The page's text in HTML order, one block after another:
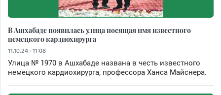
В Ашхабаде появилась улица носящая имя известного
немецкого кардиохирурга
11.10.24 - 11:08
Улица № 1970 в Ашхабаде названа в честь известного
немецкого кардиохирурга, профессора Ханса Майснера.